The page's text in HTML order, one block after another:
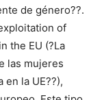
de género??.
of
the EU (?La
las mujeres
la UE??),